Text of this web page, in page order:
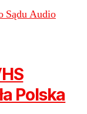
Sądu Audio
Polska